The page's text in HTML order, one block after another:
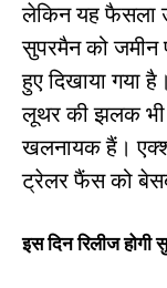
लेकिन यह फैसला
सुपरमैन को जमीन
हुए दिखाया गया
लूथर की झलक भी
खलनायक हैं।
ट्रेलर फैंस को
इस दिन रिलीज होगी